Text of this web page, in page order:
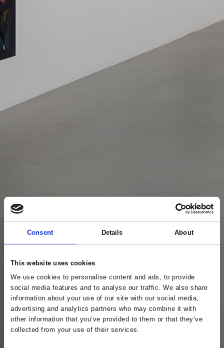
Consent Details About
This website uses cookies
We use cookies to personalise content and ads, to provide
social media features and to analyse our traffic. We also share
information about your use of our site with our social media,
advertising and analytics partners who may combine it with
other information that you’ve provided to them or that they’ve
collected from your use of their services.